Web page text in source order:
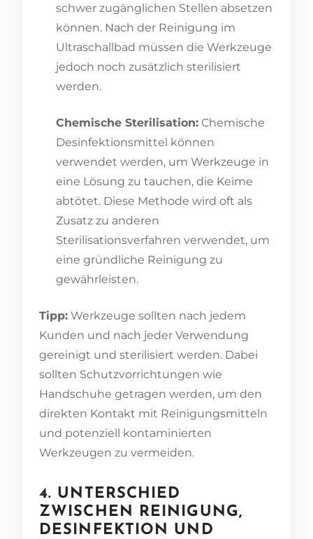
schwer zugänglichen Stellen absetzen
können. Nach der Reinigung im
Ultraschallbad müssen die Werkzeuge
jedoch noch zusätzlich sterilisiert
werden.
Chemische Sterilisation: Chemische
Desinfektionsmittel können
verwendet werden, um Werkzeuge in
eine Lösung zu tauchen, die Keime
abtötet. Diese Methode wird oft als
Zusatz zu anderen
Sterilisationsverfahren verwendet, um
eine gründliche Reinigung zu
gewährleisten.
Tipp: Werkzeuge sollten nach jedem
Kunden und nach jeder Verwendung
gereinigt und sterilisiert werden. Dabei
sollten Schutzvorrichtungen wie
Handschuhe getragen werden, um den
direkten Kontakt mit Reinigungsmitteln
und potenziell kontaminierten
Werkzeugen zu vermeiden.
4. UNTERSCHIED
ZWISCHEN REINIGUNG,
DESINFEKTION UND